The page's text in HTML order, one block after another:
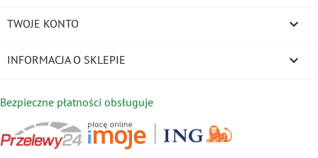
TWOJE KONTO 
INFORMACJA O SKLEPIE keyboard_arrow_down
Bezpieczne płatności obsługuje